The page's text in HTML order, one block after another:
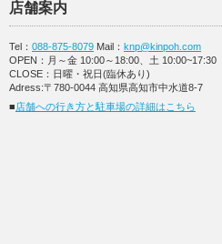
店舗案内
Tel： 088-875-8079 Mail： knp@kinpoh.com
OPEN：月～金 10:00～18:00、土 10:00~17:30
CLOSE：日曜・祝日(臨休あり)
Adress:〒780-0044 高知県高知市中水道8-7
■店舗への行き方と駐車場の詳細はこちら